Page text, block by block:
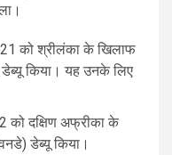
को श्रीलंका के खिलाफ
डेब्यू किया। यह उनके लिए
को दक्षिण अफ्रीका के
डेब्यू किया।